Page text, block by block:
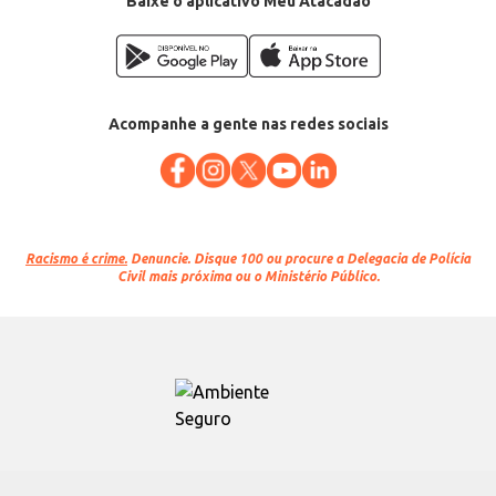
Acompanhe a gente nas redes sociais
Racismo é crime. Denuncie. Disque 100 ou procure a Delegacia de Polícia
Civil mais próxima ou o Ministério Público.